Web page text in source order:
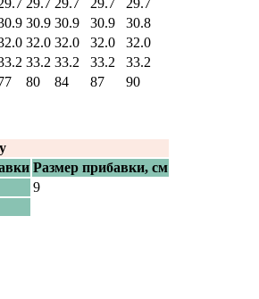
30.9 30.9 30.9
30.8
32.0 32.0 32.0
32.0
33.2 33.2 33.2
33.2
80 84 87 90
Размер прибавки, см
9